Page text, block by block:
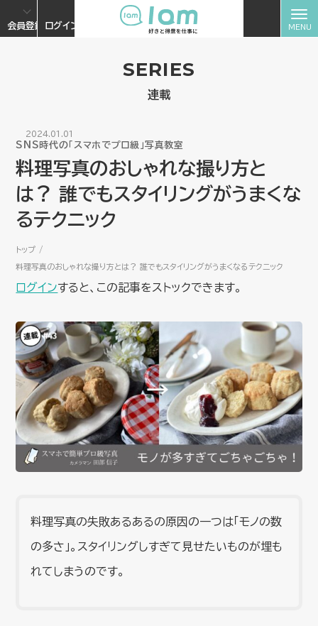
会員登録 ログイン
SERIES
連載
2024.01.01
SNS時代の「スマホでプロ級」写真教室
料理写真のおしゃれな撮り方と
は？ 誰でもスタイリングがうまくな
るテクニック
トップ
料理写真のおしゃれな撮り方とは？ 誰でもスタイリングがうまくなるテクニック
ログインすると、この記事をストックできます。
料理写真の失敗あるあるの原因の一つは「モノの数
の多さ」。スタイリングしすぎて見せたいものが埋も
れてしまうのです。